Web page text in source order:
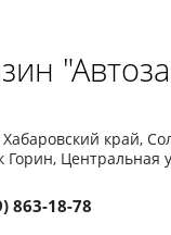
Хабаровский край,
Горин, Центральная
863-18-78